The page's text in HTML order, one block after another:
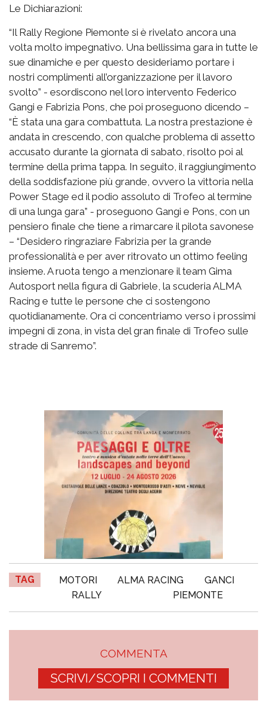
Le Dichiarazioni:
“Il Rally Regione Piemonte si è rivelato ancora una
volta molto impegnativo. Una bellissima gara in tutte le
sue dinamiche e per questo desideriamo portare i
nostri complimenti all’organizzazione per il lavoro
svolto” - esordiscono nel loro intervento Federico
Gangi e Fabrizia Pons, che poi proseguono dicendo –
“È stata una gara combattuta. La nostra prestazione è
andata in crescendo, con qualche problema di assetto
accusato durante la giornata di sabato, risolto poi al
termine della prima tappa. In seguito, il raggiungimento
della soddisfazione più grande, ovvero la vittoria nella
Power Stage ed il podio assoluto di Trofeo al termine
di una lunga gara” - proseguono Gangi e Pons, con un
pensiero finale che tiene a rimarcare il pilota savonese
– “Desidero ringraziare Fabrizia per la grande
professionalità e per aver ritrovato un ottimo feeling
insieme. A ruota tengo a menzionare il team Gima
Autosport nella figura di Gabriele, la scuderia ALMA
Racing e tutte le persone che ci sostengono
quotidianamente. Ora ci concentriamo verso i prossimi
impegni di zona, in vista del gran finale di Trofeo sulle
strade di Sanremo”.
TAG MOTORI ALMA RACING
GANCI
RALLY
PIEMONTE
COMMENTA
SCRIVI/SCOPRI I COMMENTI